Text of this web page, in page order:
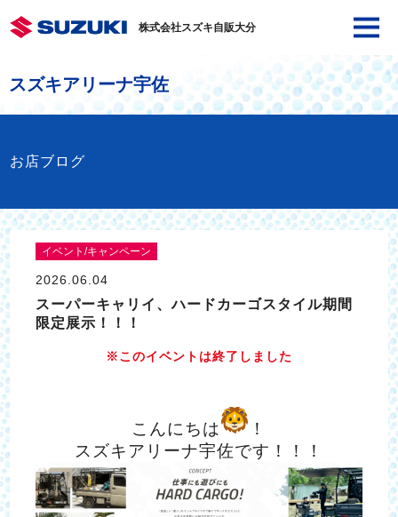
株式会社スズキ自販大分
スズキアリーナ宇佐
お店ブログ
イベント/キャンペーン
2026.06.04
スーパーキャリイ、ハードカーゴスタイル期間
限定展示！！！
※このイベントは終了しました
こんにちは
！
スズキアリーナ宇佐です！！！